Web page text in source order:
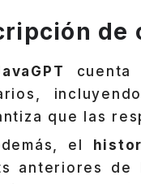
cuenta
que las
el
anteriores de